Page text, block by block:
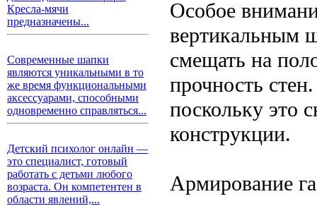
Кресла-мячи
предназначены...
Современные шапки
являются уникальными в то
же время функциональными
аксессуарами, способными
одновременно справляться...
Детский психолог онлайн —
это специалист, готовый
работать с детьми любого
возраста. Он компетентен в
области явлений,...
Особое
вертикальным
смещать на
прочность
поскольку это
конструкции.
Армирование